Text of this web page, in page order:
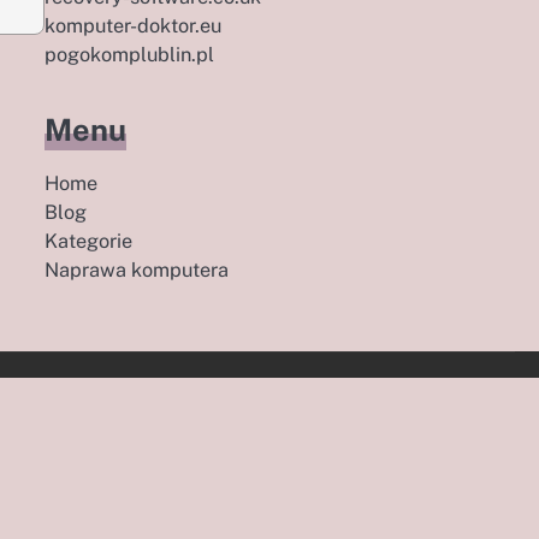
komputer-doktor.eu
pogokomplublin.pl
Menu
Home
Blog
Kategorie
Naprawa komputera